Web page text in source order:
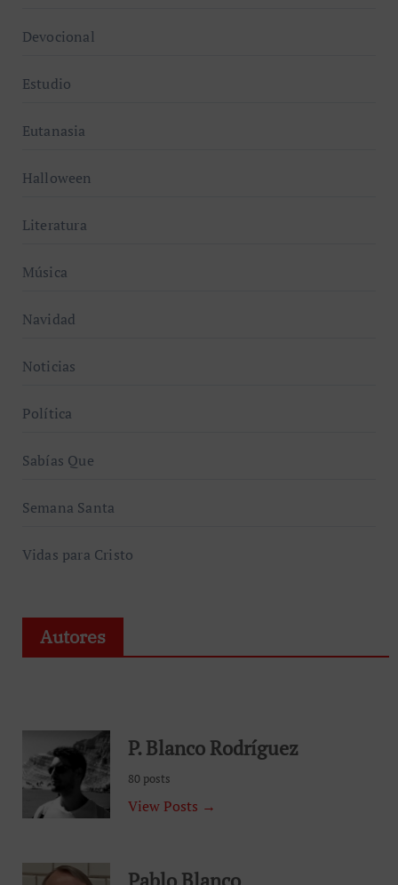
Devocional
Estudio
Eutanasia
Halloween
Literatura
Música
Navidad
Noticias
Política
Sabías Que
Semana Santa
Vidas para Cristo
Autores
P. Blanco Rodríguez
80 posts
View Posts →